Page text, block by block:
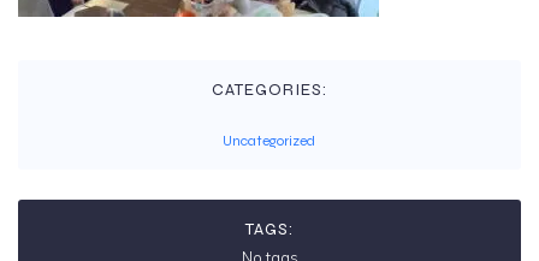
CATEGORIES:
Uncategorized
TAGS: